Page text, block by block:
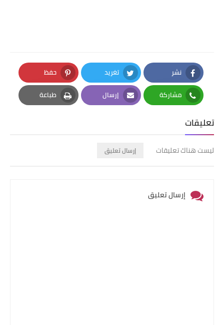
نشر
Facebook
تغريد
Twitter
حفظ
Pinterest
مشاركة
Whatsapp
إرسال
Email
طباعة
Print
تعليقات
ليست هناك تعليقات إرسال تعليق
إرسال تعليق